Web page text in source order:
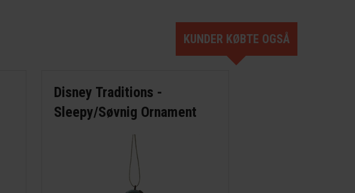
KUNDER KØBTE OGSÅ
Disney Traditions -
Sleepy/Søvnig Ornament